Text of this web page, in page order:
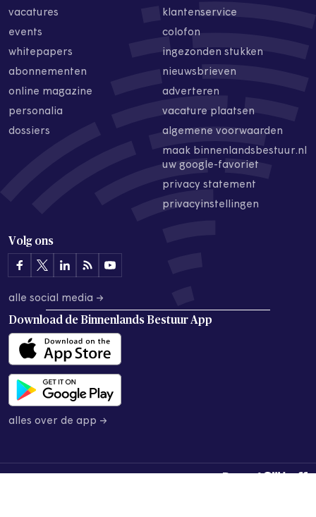
vacatures
events
whitepapers
abonnementen
online magazine
personalia
dossiers
klantenservice
colofon
ingezonden stukken
nieuwsbrieven
adverteren
vacature plaatsen
algemene voorwaarden
maak binnenlandsbestuur.nl
uw google-favoriet
privacy statement
privacyinstellingen
Volg ons
alle social media →
Download de Binnenlands Bestuur App
alles over de app →